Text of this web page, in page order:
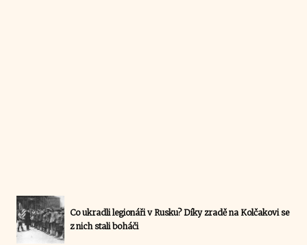
Co ukradli legionáři v Rusku? Díky zradě na Kolčakovi se
z nich stali boháči